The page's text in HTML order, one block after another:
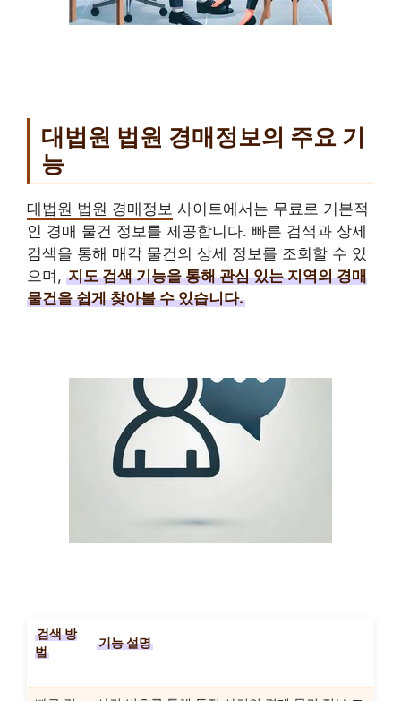
대법원 법원 경매정보의 주요 기
능
대법원 법원 경매정보 사이트에서는 무료로 기본적
인 경매 물건 정보를 제공합니다. 빠른 검색과 상세
검색을 통해 매각 물건의 상세 정보를 조회할 수 있
으며, 지도 검색 기능을 통해 관심 있는 지역의 경매
물건을 쉽게 찾아볼 수 있습니다.
검색 방
법
기능 설명